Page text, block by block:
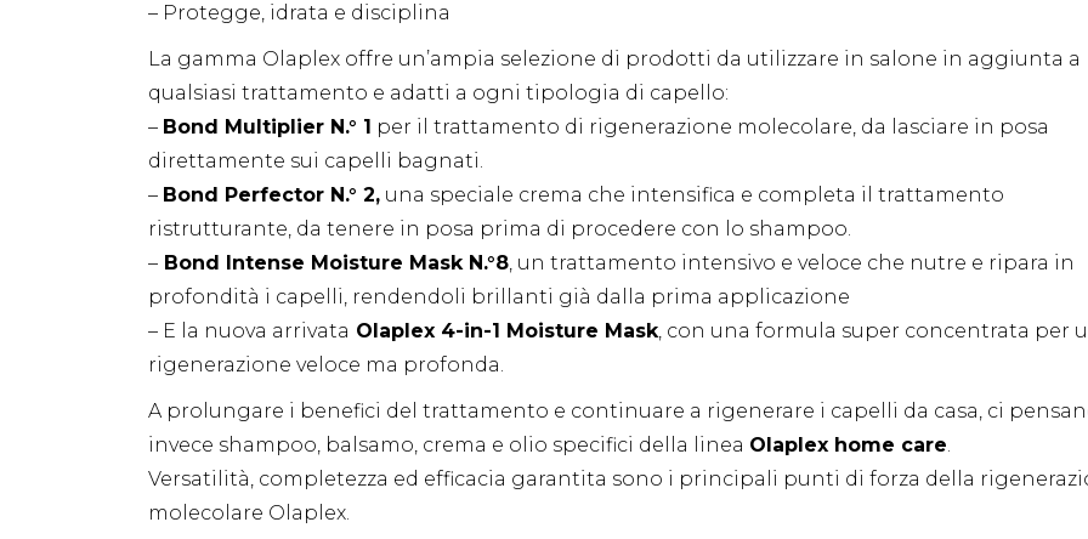
– Protegge, idrata e disciplina
La gamma Olaplex offre un’ampia selezione di prodotti da utilizzare in salone in aggiunta a
qualsiasi trattamento e adatti a ogni tipologia di capello:
– Bond Multiplier N.° 1 per il trattamento di rigenerazione molecolare, da lasciare in posa
direttamente sui capelli bagnati.
– Bond Perfector N.° 2, una speciale crema che intensifica e completa il trattamento
ristrutturante, da tenere in posa prima di procedere con lo shampoo.
– Bond Intense Moisture Mask N.°8 , un trattamento intensivo e veloce che nutre e ripara in
profondità i capelli, rendendoli brillanti già dalla prima applicazione
– E la nuova arrivata Olaplex 4-in-1 Moisture Mask , con una formula super concentrata per
rigenerazione veloce ma profonda.
A prolungare i benefici del trattamento e continuare a rigenerare i capelli da casa, ci
invece shampoo, balsamo, crema e olio specifici della linea Olaplex home care
Versatilità, completezza ed efficacia garantita sono i principali punti di forza della
molecolare Olaplex.